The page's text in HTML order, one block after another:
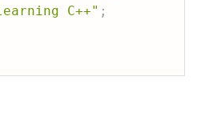
C++" ;